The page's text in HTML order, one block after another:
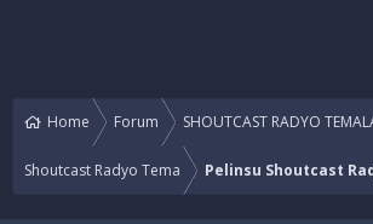
Home Forum SHOUTCAST RADYO
Shoutcast Radyo Tema Pelinsu Shoutcast